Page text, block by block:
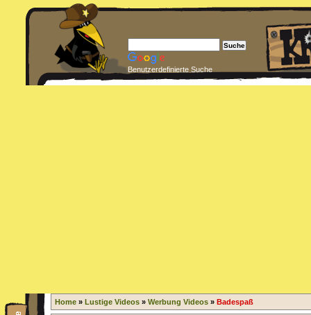
Benutzerdefinierte Suche
Home » Lustige Videos » Werbung Videos » Badespaß